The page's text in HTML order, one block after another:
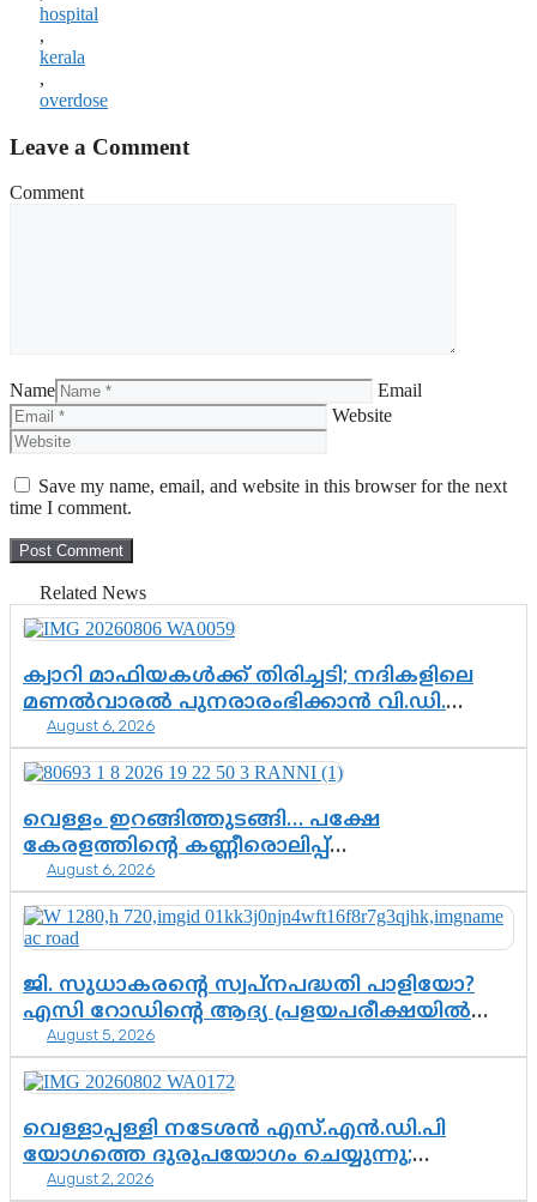
hospital
,
kerala
,
overdose
Leave a Comment
Comment
Name
Email
Website
Save my name, email, and website in this browser for the next
time I comment.
Related News
ക്വാറി മാഫിയകൾക്ക് തിരിച്ചടി; നദികളിലെ
മണൽവാരൽ പുനരാരംഭിക്കാൻ വി.ഡി.
സർക്കാർ തീരുമാനം
August 6, 2026
വെള്ളം ഇറങ്ങിത്തുടങ്ങി… പക്ഷേ
കേരളത്തിന്റെ കണ്ണീരൊലിപ്പ്
എന്നവസാനിക്കും?
August 6, 2026
ജി. സുധാകരന്റെ സ്വപ്നപദ്ധതി പാളിയോ?
എസി റോഡിന്റെ ആദ്യ പ്രളയപരീക്ഷയിൽ
ഉയരുന്നത് ഗുരുതര ചോദ്യങ്ങൾ
August 5, 2026
വെള്ളാപ്പള്ളി നടേശൻ എസ്.എൻ.ഡി.പി
യോഗത്തെ ദുരുപയോഗം ചെയ്യുന്നു;
ശ്രീനാരായണ പ്രസ്ഥാനത്തെ കാർന്നുതിന്നുന്ന
August 2, 2026